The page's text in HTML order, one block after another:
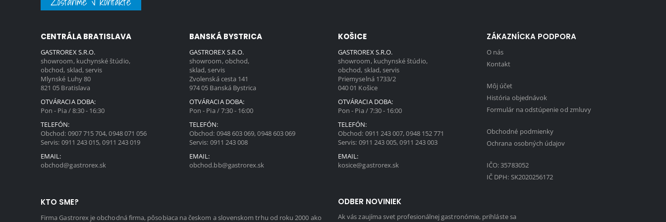
CENTRÁLA BRATISLAVA
GASTROREX S.R.O.
showroom, kuchynské štúdio,
obchod, sklad, servis
Mlynské Luhy 80
821 05 Bratislava
OTVÁRACIA DOBA:
Pon - Pia / 8:30 - 16:30
TELEFÓN:
Obchod: 0907 715 704,0948 071 056
Servis: 0911 243 015,0911 243 019
EMAIL:
obchod@gastrorex.sk
BANSKÁ BYSTRICA
GASTROREX S.R.O.
showroom, obchod,
sklad, servis
Zvolenská cesta 141
974 05 Banská Bystrica
OTVÁRACIA DOBA:
Pon - Pia / 7:30 - 16:00
TELEFÓN:
Obchod: 0948 603 069,0948 603 069
Servis: 0911 243 008
EMAIL:
obchod.bb@gastrorex.sk
KOŠICE
GASTROREX S.R.O.
showroom, kuchynské štúdio,
obchod, sklad, servis
Priemyselná 1733/2
040 01 Košice
OTVÁRACIA DOBA:
Pon - Pia / 7:30 - 16:00
TELEFÓN:
Obchod: 0911 243 007,0948 152 771
Servis: 0911 243 005,0911 243 003
EMAIL:
kosice@gastrorex.sk
ZÁKAZNÍCKA PODPORA
O nás
Kontakt
Môj účet
História objednávok
Formulár na odstúpenie od zmluvy
Obchodné podmienky
Ochrana osobných údajov
IČO: 35783052
IČ DPH: SK2020256172
KTO SME?
Firma Gastrorex je obchodná firma, pôsobiaca na českom a slovenskom trhu od roku 2000 ako
ODBER NOVINIEK
Ak vás zaujíma svet profesionálnej gastronómie, prihláste sa